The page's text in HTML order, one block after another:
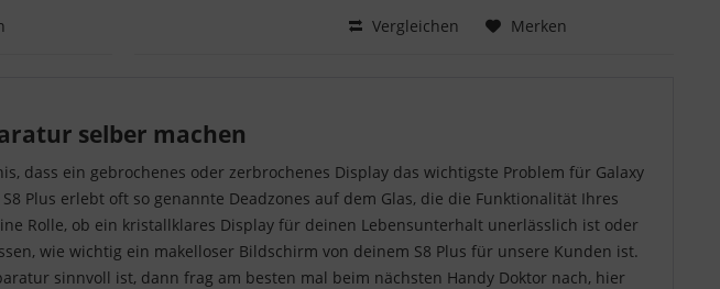
Hinzugefügt
Vergleichen Merken
selber machen
dass ein gebrochenes oder zerbrochenes Display das wichtigste Problem für Galaxy
Plus erlebt oft so genannte Deadzones auf dem Glas, die die Funktionalität Ihres
Rolle, ob ein kristallklares Display für deinen Lebensunterhalt unerlässlich ist oder
wie wichtig ein makelloser Bildschirm von deinem S8 Plus für unsere Kunden ist.
sinnvoll ist, dann frag am besten mal beim nächsten Handy Doktor nach, hier